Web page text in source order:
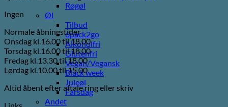
Røgøl
Øl
Tilbud
6pack2go
Alkoholfri
Glutenfri
Vegan/Vegansk
Black week
Juleøl
Farsdag
Andet
Ingen
Normale åbningstider
Onsdag kl.16.00 til 18.00
Torsdag kl.16.00 til 18.00
Fredag kl.13.30 til 18.00
Lørdag kl.10.00 til 15.00
Altid åbent efter aftale ring eller skriv